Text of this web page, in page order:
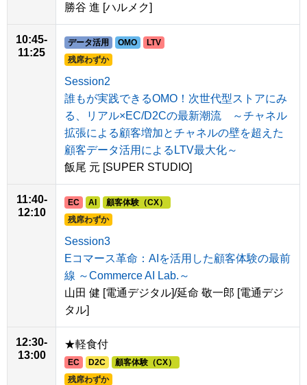
勝谷 進 [ハルメク]
10:45-
11:25
データ活用 OMO
LTV
残席わずか
Session2
誰もが実践できるOMO！次世代型ストアにみ
る、リアル×EC/D2Cの最新潮流 ～チャネル
拡張による顧客増加とチャネルの壁を超えた
顧客データ活用によるLTV最大化～
飯尾 元 [SUPER STUDIO]
11:40-
12:10
EC AI
顧客体験（CX）
残席わずか
Session3
Eコマース革命：AIを活用した顧客体験の最前
線 ～Commerce AI Lab.～
山田 健 [電通デジタル]/延命 敬一郎 [電通デジ
タル]
12:30-
13:00
★軽食付
EC D2C
顧客体験（CX）
残席わずか